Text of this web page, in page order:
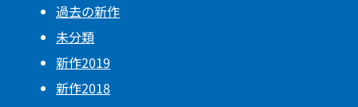
過去の新作
未分類
新作2019
新作2018